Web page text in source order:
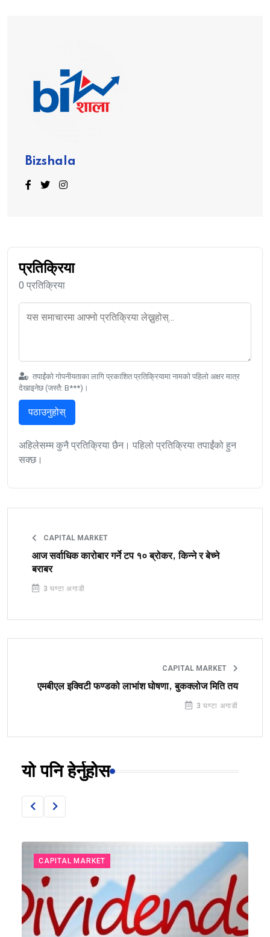
Bizshala
प्रतिक्रिया
0 प्रतिक्रिया
तपाईंको गोपनीयताका लागि प्रकाशित प्रतिक्रियामा नामको पहिलो अक्षर मात्र
देखाइनेछ (जस्तै: B***)।
पठाउनुहोस्
अहिलेसम्म कुनै प्रतिक्रिया छैन। पहिलो प्रतिक्रिया तपाईंको हुन
सक्छ।
CAPITAL MARKET
आज सर्वाधिक कारोबार गर्ने टप १० ब्रोकर, किन्ने र बेच्ने
बराबर
3 घण्टा अगाडी
CAPITAL MARKET
एमबीएल इक्विटी फण्डको लाभांश घोषणा, बुकक्लोज मिति तय
3 घण्टा अगाडी
यो पनि हेर्नुहोस
CAPITAL MARKET